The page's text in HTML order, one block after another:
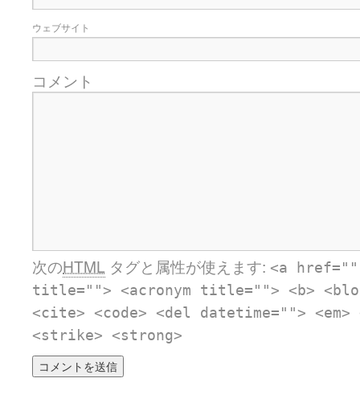
ウェブサイト
コメント
次のHTML タグと属性が使えます: <a
title=""> <acronym title=""> <b>
<cite> <code> <del datetime="">
<strike> <strong>